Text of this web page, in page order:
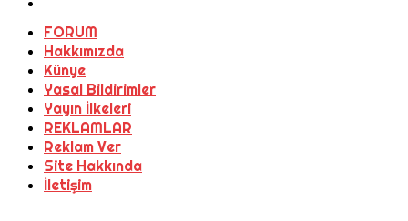
FORUM
Hakkımızda
Künye
Yasal Bildirimler
Yayın İlkeleri
REKLAMLAR
Reklam Ver
Site Hakkında
İletişim